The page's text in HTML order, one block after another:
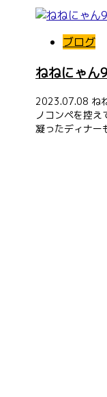
ブログ
ねねにゃん
2023.07.08 ね
ノコンペを控え
凝ったディナ